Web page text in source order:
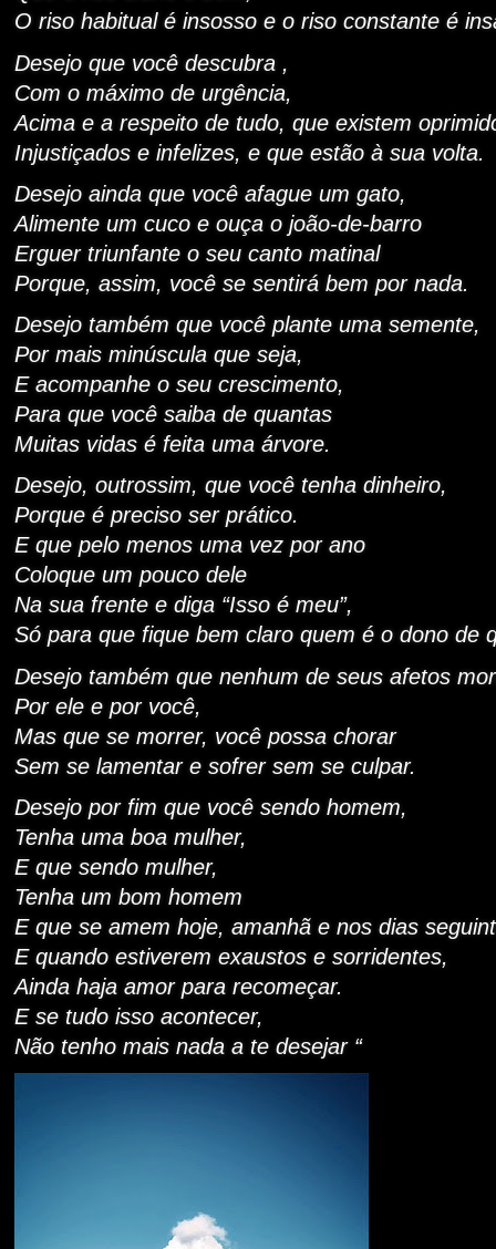
O riso habitual é insosso e o riso constante é
Desejo que você descubra ,
Com o máximo de urgência,
Acima e a respeito de tudo, que existem
Injustiçados e infelizes, e que estão à sua volta.
Desejo ainda que você afague um gato,
Alimente um cuco e ouça o joão-de-barro
Erguer triunfante o seu canto matinal
Porque, assim, você se sentirá bem por nada.
Desejo também que você plante uma semente,
Por mais minúscula que seja,
E acompanhe o seu crescimento,
Para que você saiba de quantas
Muitas vidas é feita uma árvore.
Desejo, outrossim, que você tenha dinheiro,
Porque é preciso ser prático.
E que pelo menos uma vez por ano
Coloque um pouco dele
Na sua frente e diga “Isso é meu”,
Só para que fique bem claro quem é o dono de
Desejo também que nenhum de seus afetos
Por ele e por você,
Mas que se morrer, você possa chorar
Sem se lamentar e sofrer sem se culpar.
Desejo por fim que você sendo homem,
Tenha uma boa mulher,
E que sendo mulher,
Tenha um bom homem
E que se amem hoje, amanhã e nos dias
E quando estiverem exaustos e sorridentes,
Ainda haja amor para recomeçar.
E se tudo isso acontecer,
Não tenho mais nada a te desejar “